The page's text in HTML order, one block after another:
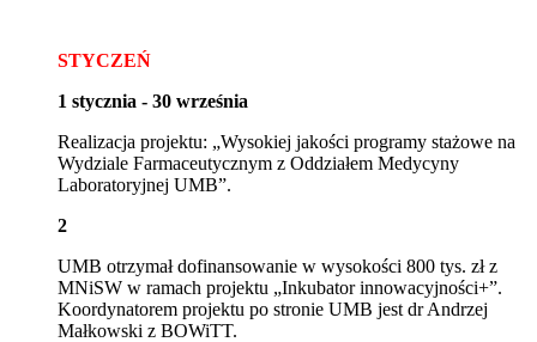
STYCZEŃ
1 stycznia - 30 września
Realizacja projektu: „Wysokiej jakości programy stażowe na
Wydziale Farmaceutycznym z Oddziałem Medycyny
Laboratoryjnej UMB”.
2
UMB otrzymał dofinansowanie w wysokości 800 tys. zł z
MNiSW w ramach projektu „Inkubator innowacyjności+”.
Koordynatorem projektu po stronie UMB jest dr Andrzej
Małkowski z BOWiTT.